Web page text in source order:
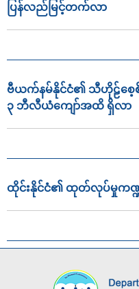
ပြန်လည်မြင့်တက်လာ
ဗီယက်နမ်နိုင်ငံ၏ သီဟိုဠ်စေ့စိ
၃ ဘီလီယံကျော်အထိ ရှိလာ
ထိုင်းနိုင်ငံ၏ ထုတ်လုပ်မှုက